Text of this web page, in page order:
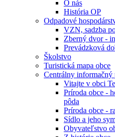
O nás
História OP
Odpadové
VZN, sadzba
Zberný dvor -
Prevádzková
Školstvo
Turistická mapa obce
Centrálny informačný
Vitajte v obci
Príroda obce -
pôda
Príroda obce -
Sídlo a jeho
Obyvateľstvo